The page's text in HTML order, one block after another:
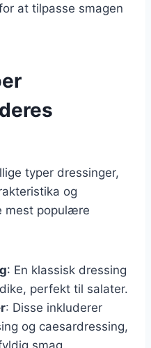
at tilpasse smagen
typer dressinger,
og
mest populære
: En klassisk dressing
perfekt til salater.
: Disse inkluderer
og caesardressing,
smag.